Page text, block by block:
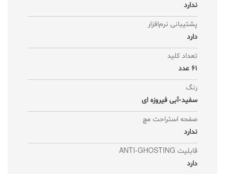
ندارد
پشتیبانی نرم‌افزار
دارد
تعداد کلید
61 عدد
رنگ
سفید-آبی فیروزه ای
صفحه استراحت مچ
ندارد
قابلیت ANTI-GHOSTING
دارد